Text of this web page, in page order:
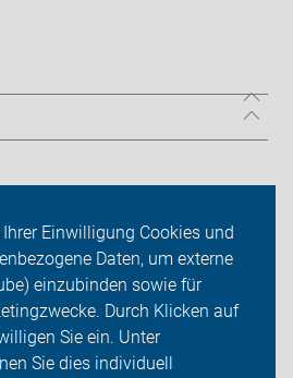
Einwilligung Cookies und
Daten, um externe
einzubinden sowie für
Durch Klicken auf
Sie ein. Unter
Sie dies individuell